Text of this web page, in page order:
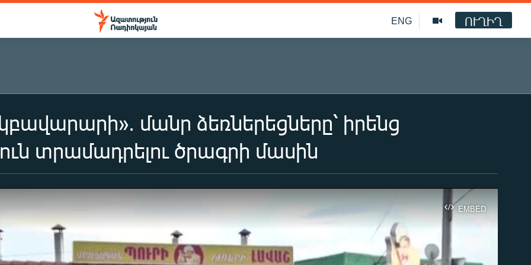
ENG ՈՒՂԻՂ
մանր ձեռներեցները՝ իրենց
տրամադրելու ծրագրի մասին
EMBED